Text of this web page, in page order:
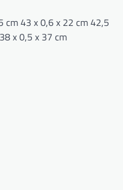
cm 43 x 0,6 x 22 cm 42,5
x 0,5 x 37 cm